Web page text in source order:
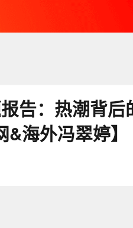
告：热潮背
海外冯翠婷】